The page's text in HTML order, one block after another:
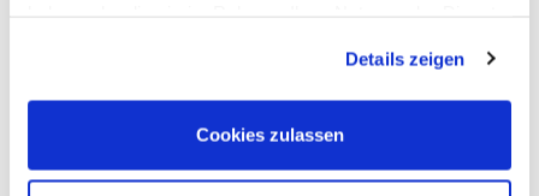
Details zeigen
Cookies zulassen
Tel.:
sales@meilhaus.de
Zahlarten
ISO9001:2015-